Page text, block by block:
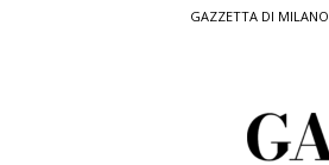
GAZZETTA DI MILANO